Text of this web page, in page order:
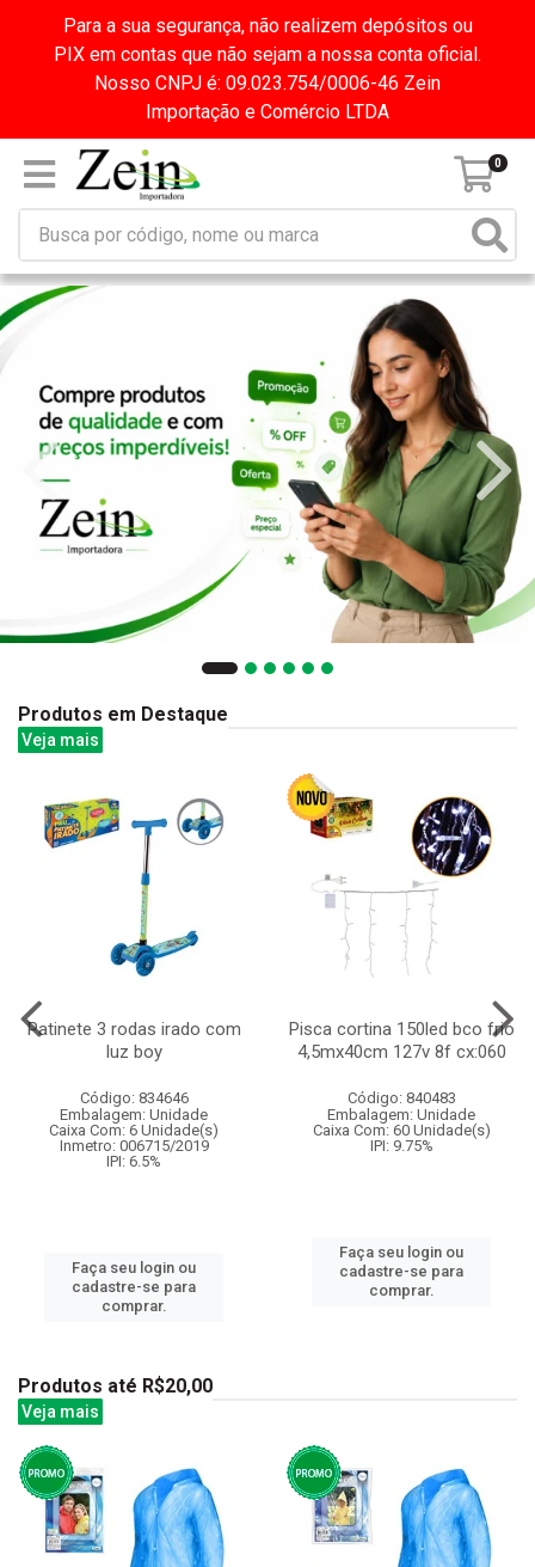
Para a sua segurança, não realizem depósitos ou
PIX em contas que não sejam a nossa conta oficial.
Nosso CNPJ é: 09.023.754/0006-46 Zein
Importação e Comércio LTDA
0
Produtos em Destaque
Veja mais
Patinete 3 rodas irado com
luz boy
Código: 834646
Embalagem: Unidade
Caixa Com: 6 Unidade(s)
Inmetro: 006715/2019
IPI: 6.5%
Faça seu login ou
cadastre-se para
comprar.
Pisca cortina 150led bco frio
4,5mx40cm 127v 8f cx:060
Código: 840483
Embalagem: Unidade
Caixa Com: 60 Unidade(s)
IPI: 9.75%
Faça seu login ou
cadastre-se para
comprar.
Produtos até R$20,00
Veja mais